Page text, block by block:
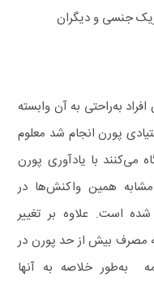
جنسی و دیگران
به‌راحتی به آن وابسته
پورن انجام شد معلوم
می‌کنند با یادآوری پورن
مشابه همین واکنش‌ها در
شده است.علاوه بر تغییر
مصرف بیش از حد پورن در
به‌طور خلاصه به آنها